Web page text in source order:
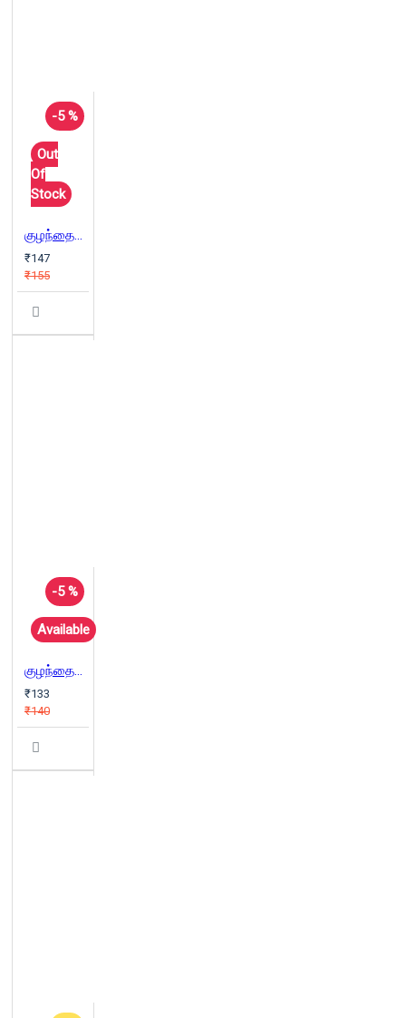
-5 %
Out
Of
Stock
குழந்தைகளுக்கான முழுமையான பஞ்சதந்திரக் கதைகள்
₹147
₹155
-5 %
Available
குழந்தைகளுக்கான ஆப்பிரிக்க பழங்கதைகள்
₹133
₹140